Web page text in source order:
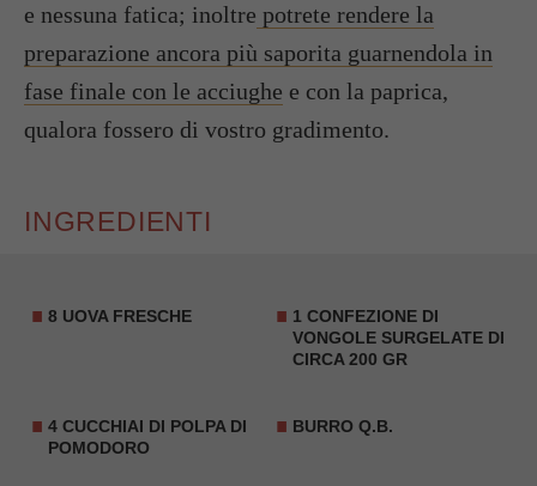
e nessuna fatica; inoltre potrete rendere la
preparazione ancora più saporita guarnendola in
fase finale con le acciughe e con la paprica,
qualora fossero di vostro gradimento.
INGREDIENTI
8 UOVA FRESCHE
1 CONFEZIONE DI
VONGOLE SURGELATE DI
CIRCA 200 GR
4 CUCCHIAI DI POLPA DI
POMODORO
BURRO Q.B.